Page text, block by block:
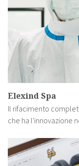
Elexind Spa
Il rifacimento
che ha l'innovazione